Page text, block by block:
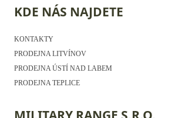
KDE NÁS NAJDETE
KONTAKTY
PRODEJNA LITVÍNOV
PRODEJNA ÚSTÍ NAD LABEM
PRODEJNA TEPLICE